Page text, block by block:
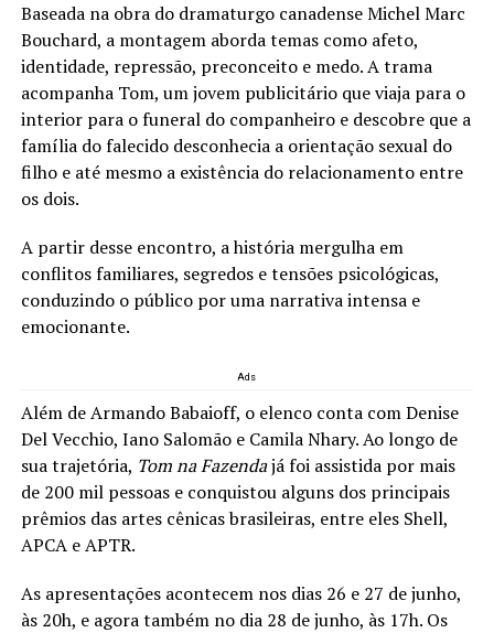
Baseada na obra do dramaturgo canadense Michel Marc
Bouchard, a montagem aborda temas como afeto,
identidade, repressão, preconceito e medo. A trama
acompanha Tom, um jovem publicitário que viaja para o
interior para o funeral do companheiro e descobre que a
família do falecido desconhecia a orientação sexual do
filho e até mesmo a existência do relacionamento entre
os dois.
A partir desse encontro, a história mergulha em
conflitos familiares, segredos e tensões psicológicas,
conduzindo o público por uma narrativa intensa e
emocionante.
Ads
Além de Armando Babaioff, o elenco conta com Denise
Del Vecchio, Iano Salomão e Camila Nhary. Ao longo de
sua trajetória, Tom na Fazendajá foi assistida por mais
de 200 mil pessoas e conquistou alguns dos principais
prêmios das artes cênicas brasileiras, entre eles Shell,
APCA e APTR.
As apresentações acontecem nos dias 26 e 27 de junho,
às 20h, e agora também no dia 28 de junho, às 17h. Os